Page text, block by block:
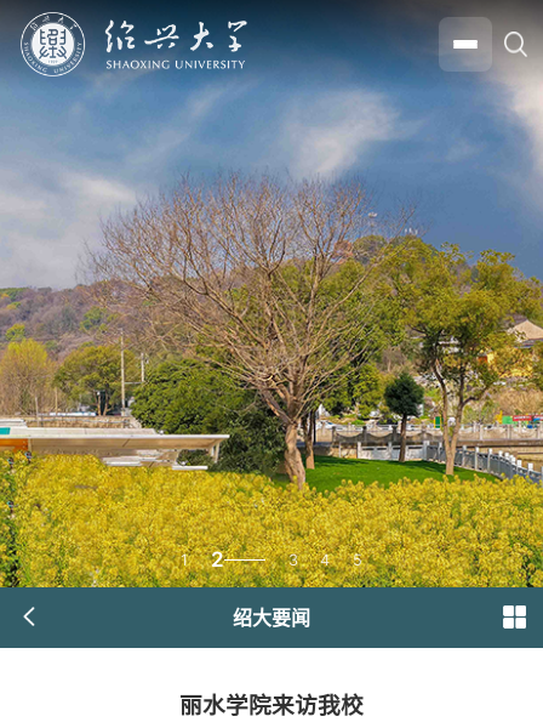
1 2 3 4 5
绍大要闻
丽水学院来访我校